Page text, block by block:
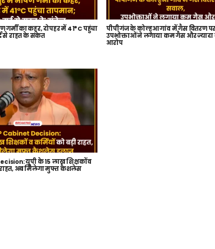
गर्मी का कहर, दोपहर में 41°C पहुंचा
से राहत के संकेत
पीपीगंज के कोल्हुआ गांव में गैस वितरण
उपभोक्ताओं ने लगाया कम गैस और
आरोप
यूपी के 15 लाख शिक्षकों व
राहत, अब मिलेगा मुफ्त कैशलेस